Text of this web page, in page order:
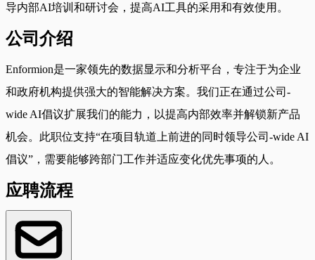
导内部AI培训和研讨会，提高AI工具的采用和有效使用。
公司介绍
Enformion是一家领先的数据显示和分析平台，专注于为企业
和政府机构提供强大的智能解决方案。我们正在通过公司-
wide AI倡议扩展我们的能力，以提高内部效率并解锁新产品
机会。此职位支持“在项目轨道上前进的同时领导公司-wide AI
倡议”，需要能够跨部门工作并适应变化优先事项的人。
应聘流程